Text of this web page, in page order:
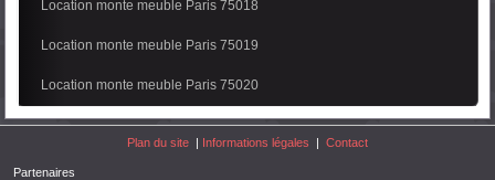
Location monte meuble Paris 75018
Location monte meuble Paris 75019
Location monte meuble Paris 75020
Plan du site | Informations légales | Contact
Partenaires